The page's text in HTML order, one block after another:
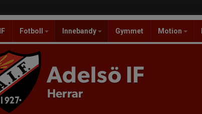
Fotboll Innebandy Gymmet Motion
Adelsö IF
Herrar